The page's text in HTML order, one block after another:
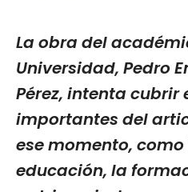
La obra del
Universidad, Pedro
Pérez, intenta cubrir
importantes del
ese momento,
educación, la